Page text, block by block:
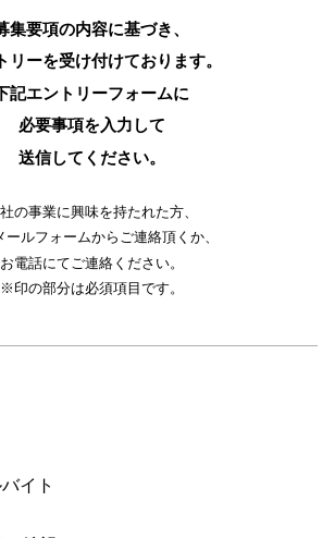
集要項の内容に基づき、
リーを受け付けております。
記エントリーフォームに
必要事項を入力して
送信してください。
の事業に興味を持たれた方、
ールフォームからご連絡頂くか、
お電話にてご連絡ください。
※印の部分は必須項目です。
イト